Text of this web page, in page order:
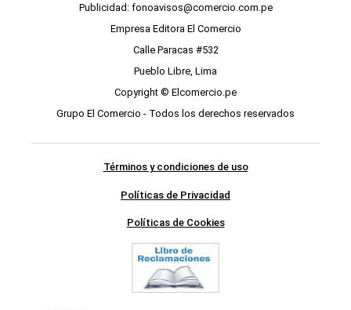
Publicidad: fonoavisos@comercio.com.pe
Empresa Editora El Comercio
Calle Paracas #532
Pueblo Libre, Lima
Copyright © Elcomercio.pe
Grupo El Comercio - Todos los derechos reservados
Términos y condiciones de uso
Políticas de Privacidad
Políticas de Cookies